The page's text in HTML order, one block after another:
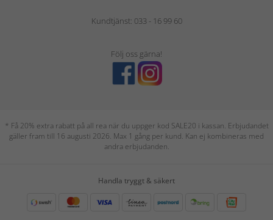
Kundtjänst: 033 - 16 99 60
Följ oss gärna!
* Få 20% extra rabatt på all rea när du uppger kod SALE20 i kassan. Erbjudandet
gäller fram till 16 augusti 2026. Max 1 gång per kund. Kan ej kombineras med
andra erbjudanden.
Handla tryggt & säkert